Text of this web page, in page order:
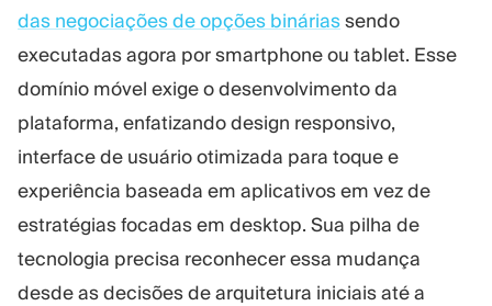
das negociações de opções bináriassendo
executadas agora por smartphone ou tablet. Esse
domínio móvel exige o desenvolvimento da
plataforma, enfatizando design responsivo,
interface de usuário otimizada para toque e
experiência baseada em aplicativos em vez de
estratégias focadas em desktop. Sua pilha de
tecnologia precisa reconhecer essa mudança
desde as decisões de arquitetura iniciais até a